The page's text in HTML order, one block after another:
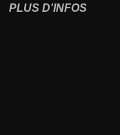
PLUS D'INFOS